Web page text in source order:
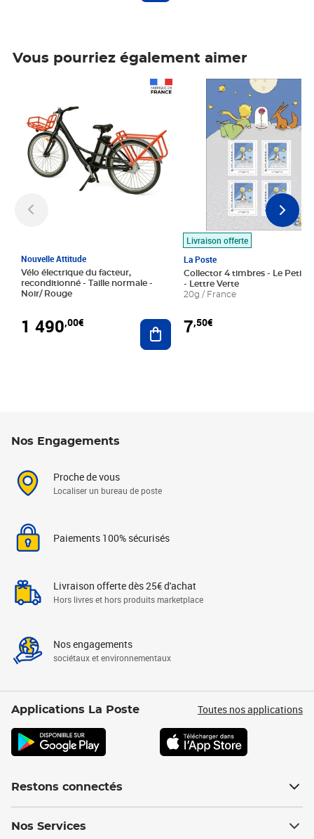
Vous pourriez également aimer
Nouvelle Attitude
Vélo électrique du facteur,
reconditionné - Taille normale -
Noir/ Rouge
1 490,00€ Ajouter au panier
Livraison offerte
La Poste
Collector 4 timbres - Le Petit
- Lettre Verte
20g / France
7,50€
Prix 7,50€
Nos Engagements
Proche de vous
Localiser un bureau de poste
Paiements 100% sécurisés
Livraison offerte dès 25€ d'achat
Hors livres et hors produits marketplace
Nos engagements
sociétaux et environnementaux
Applications La Poste Toutes nos applications
Restons connectés
Nos Services